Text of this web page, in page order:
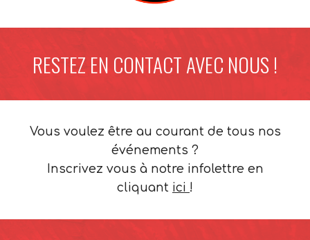
RESTEZ EN CONTACT AVEC NOUS !
Vous voulez être au courant de tous nos
événements ?
Inscrivez vous à notre infolettre en
cliquant ici !